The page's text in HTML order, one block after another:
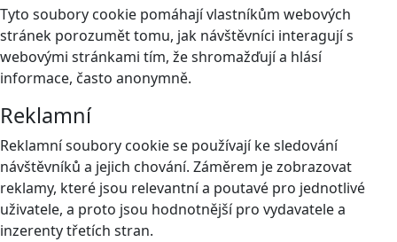
Tyto soubory cookie pomáhají vlastníkům webových
stránek porozumět tomu, jak návštěvníci interagují s
webovými stránkami tím, že shromažďují a hlásí
informace, často anonymně.
Reklamní
Reklamní soubory cookie se používají ke sledování
návštěvníků a jejich chování. Záměrem je zobrazovat
reklamy, které jsou relevantní a poutavé pro jednotlivé
uživatele, a proto jsou hodnotnější pro vydavatele a
inzerenty třetích stran.